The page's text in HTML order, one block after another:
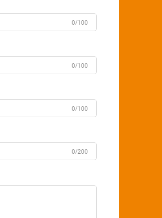
0/100
0/100
0/100
0/200